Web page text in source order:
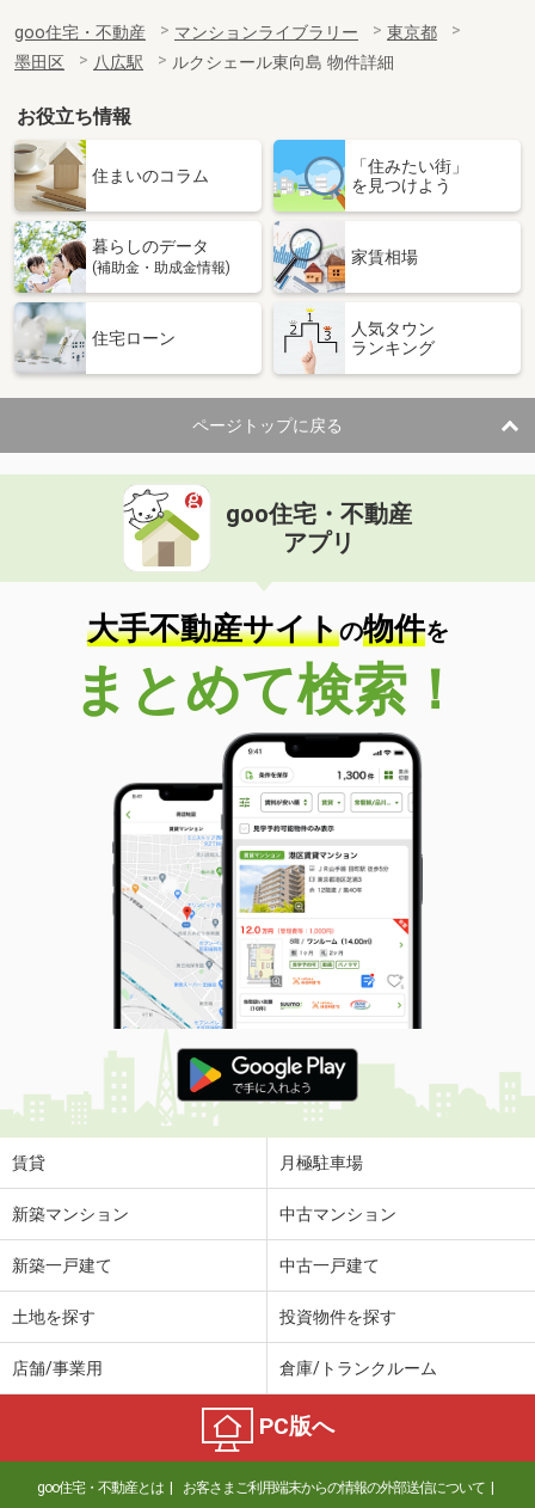
goo住宅・不動産 マンションライブラリー
東京都
墨田区
八広駅 ルクシェール東向島 物件詳細
お役立ち情報
住まいのコラム
「住みたい街」
を見つけよう
暮らしのデータ
(補助金・助成金情報)
家賃相場
住宅ローン
人気タウン
ランキング
ページトップに戻る
goo住宅・不動産
アプリ
大手不動産サイトの物件を
まとめて検索！
賃貸 月極駐車場
新築マンション 中古マンション
新築一戸建て 中古一戸建て
土地を探す 投資物件を探す
店舗/事業用 倉庫/トランクルーム
PC版へ
goo住宅・不動産とは お客さまご利用端末からの情報の外部送信について